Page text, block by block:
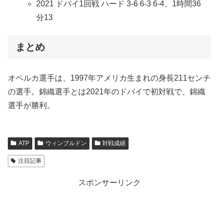
2021 ドバイ1回戦 ハード 3-6 6-3 6-4、1時間36
分13
まとめ
オペルカ選手は、1997年アメリカ生まれの身長211センチ
の選手。錦織選手とは2021年のドバイで初対戦で、錦織
選手が勝利。
ATP ウィンブルドン 対戦成績
注目記事
スポンサーリンク